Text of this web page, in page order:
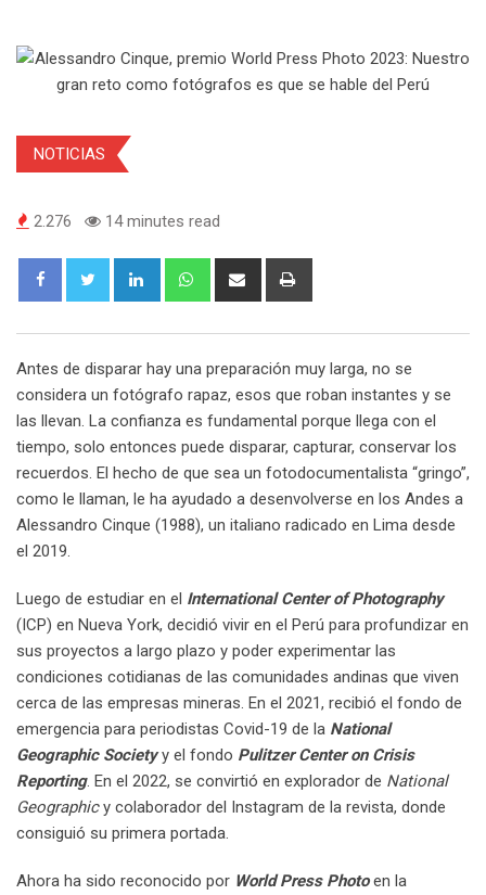
NOTICIAS
2.276 14 minutes read
Antes de disparar hay una preparación muy larga, no se
considera un fotógrafo rapaz, esos que roban instantes y se
las llevan. La confianza es fundamental porque llega con el
tiempo, solo entonces puede disparar, capturar, conservar los
recuerdos. El hecho de que sea un fotodocumentalista “gringo”,
como le llaman, le ha ayudado a desenvolverse en los Andes a
Alessandro Cinque (1988), un italiano radicado en Lima desde
el 2019.
Luego de estudiar en el International Center of Photography
(ICP) en Nueva York, decidió vivir en el Perú para profundizar en
sus proyectos a largo plazo y poder experimentar las
condiciones cotidianas de las comunidades andinas que viven
cerca de las empresas mineras. En el 2021, recibió el fondo de
emergencia para periodistas Covid-19 de la National
Geographic Societyy el fondo Pulitzer Center on Crisis
Reporting. En el 2022, se convirtió en explorador de National
Geographicy colaborador del Instagram de la revista, donde
consiguió su primera portada.
Ahora ha sido reconocido por World Press Photoen la